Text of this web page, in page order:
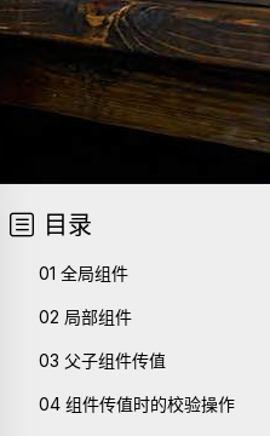
 目录
01 全局组件
02 局部组件
03 父子组件传值
04 组件传值时的校验操作